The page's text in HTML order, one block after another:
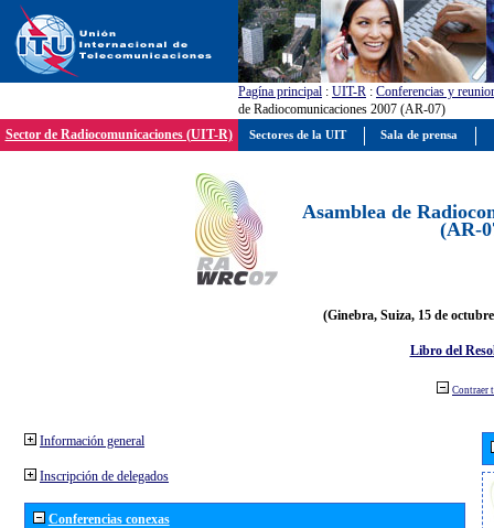
Pagína principal : UIT-R : Conferencias y
de Radiocomunicaciones 2007 (AR-07)
Sector de Radiocomunicaciones (UIT-R)
Asamblea de
(AR-
(Ginebra, Suiza, 15 de
Libro del
Contraer
Información general
Inscripción de delegados
Conferencias conexas
Sectores de la UIT Sala de prensa